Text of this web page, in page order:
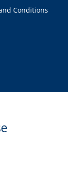
Conditions